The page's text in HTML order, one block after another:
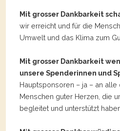
Mit grosser Dankbarkeit
wir erreicht und für die
Umwelt und das Klima zum
Mit grosser Dankbarkeit
unsere Spenderinnen und
Hauptsponsoren – ja – an alle
Menschen guter Herzen, die
begleitet und unterstützt